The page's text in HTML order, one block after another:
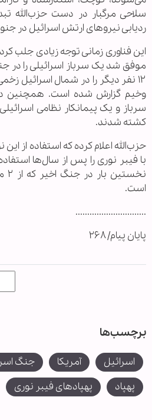
سلاحی مرگبار در دست حزب‌الله
ردیابی نیروهای ارتش اسرائیل در
این فناوری زمانی توجه زیادی جلب
موفق شد یک سرباز اسرائیلی را
۱۲ نفر دیگر را در شمال اسرائیل
وخیم گزارش شده است. همچنین
سرباز و یک پیمانکار نظامی
کشته شدند.
حزب‌الله اعلام کرده که استفاده از
با فیبر نوری را پس از سال‌ها
است.
..............................
پایان پیام/ ۲۶۸
برچسب‌ها
اسرائیل آمریکا
جنگ
پهپاد
پهپادهای فیبر نوری